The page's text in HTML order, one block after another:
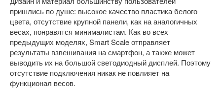
пришлись по душе: высокое качество пластика белого
цвета, отсутствие крупной панели, как на аналогичных
весах, понравятся минималистам. Как во всех
предыдущих моделях, Smart Scale отправляет
результаты взвешивания на смартфон, а также может
выводить их на большой светодиодный дисплей. Поэтому
отсутствие подключения никак не повлияет на
функционал весов.